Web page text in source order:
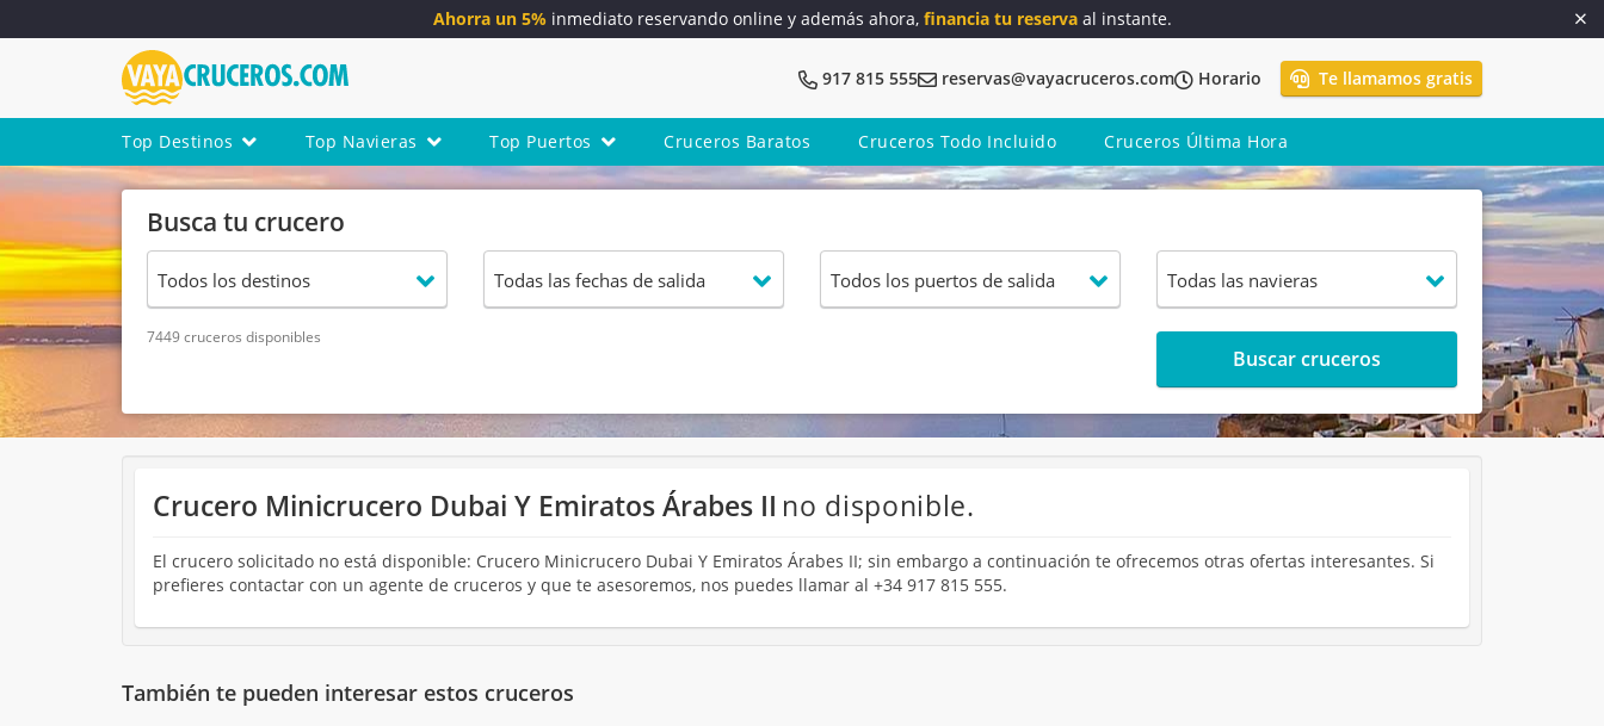
Ahorra un 5% inmediato reservando online y además ahora, financia tu reserva al instante.
917 815 555 reservas@vayacruceros.com Horario Te llamamos gratis
Top Destinos Top Navieras Top Puertos Cruceros Baratos Cruceros Todo Incluido Cruceros Última Hora
Busca tu crucero
7449 cruceros disponibles
Buscar cruceros
Crucero Minicrucero Dubai Y Emiratos Árabes II no disponible.
El crucero solicitado no está disponible: Crucero Minicrucero Dubai Y Emiratos Árabes II; sin embargo a continuación te ofrecemos otras ofertas interesantes. Si
prefieres contactar con un agente de cruceros y que te asesoremos, nos puedes llamar al +34 917 815 555.
También te pueden interesar estos cruceros